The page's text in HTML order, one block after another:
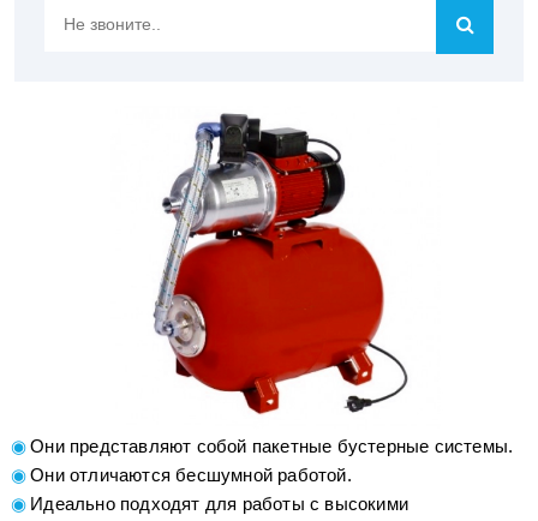
Они представляют собой пакетные бустерные системы.
Они отличаются бесшумной работой.
Идеально подходят для работы с высокими